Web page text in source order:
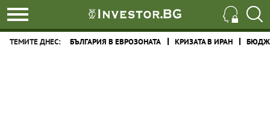
ТЕМИТЕ ДНЕС: БЪЛГАРИЯ В ЕВРОЗОНАТА КРИЗАТА В ИРАН